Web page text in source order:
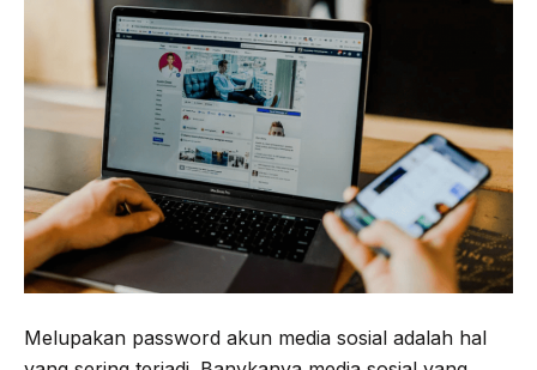
Melupakan password akun media sosial adalah hal